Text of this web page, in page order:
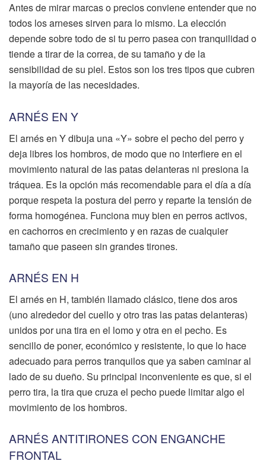
Antes de mirar marcas o precios conviene entender que no
todos los arneses sirven para lo mismo. La elección
depende sobre todo de si tu perro pasea con tranquilidad o
tiende a tirar de la correa, de su tamaño y de la
sensibilidad de su piel. Estos son los tres tipos que cubren
la mayoría de las necesidades.
ARNÉS EN Y
El arnés en Y dibuja una «Y» sobre el pecho del perro y
deja libres los hombros, de modo que no interfiere en el
movimiento natural de las patas delanteras ni presiona la
tráquea. Es la opción más recomendable para el día a día
porque respeta la postura del perro y reparte la tensión de
forma homogénea. Funciona muy bien en perros activos,
en cachorros en crecimiento y en razas de cualquier
tamaño que paseen sin grandes tirones.
ARNÉS EN H
El arnés en H, también llamado clásico, tiene dos aros
(uno alrededor del cuello y otro tras las patas delanteras)
unidos por una tira en el lomo y otra en el pecho. Es
sencillo de poner, económico y resistente, lo que lo hace
adecuado para perros tranquilos que ya saben caminar al
lado de su dueño. Su principal inconveniente es que, si el
perro tira, la tira que cruza el pecho puede limitar algo el
movimiento de los hombros.
ARNÉS ANTITIRONES CON ENGANCHE
FRONTAL